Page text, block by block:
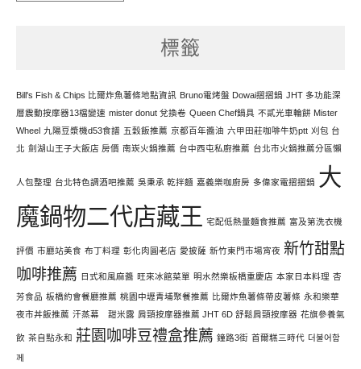
標籤
Bill's Fish & Chips 比爾炸魚薯條地點資訊 Bruno電烤盤 Dowai摺摺鍋 JHT 多功能深
層震動按摩器13檔變速 mister donut 兌換卷 Queen Chef鍋具 不貳光車輪餅 Mister
Wheel 九陽豆漿機d53食譜 五穀飯推薦 京都百年醬油 六甲田莊咖啡牛奶ptt 刈包 台
北 劍湖山王子大飯店 房價 南崁火鍋推薦 台中西屯私廚推薦 台北市火鍋推薦分區懶
人包整理 台北特色調酒吧推薦 吳秉承 乾拌麵 嘉義樂咖廚房 多偉家電摺摺鍋 大
魔鍋物二代店藏王 宅配低熱量麵食推薦 富及第洗衣機
評價 市廳站美食 布丁料理 彰化肉圓老店 愛披薩 新竹東門市場宵夜 新竹甜點
咖啡推薦 日式和風麻醬 旺來冰館菜單 明水然樂板橋重慶店 本家日本料理 杏
芳食品 板橋約會餐廳推薦 桃園中壢青埔聚餐推薦 比爾炸魚薯條帶皮薯條 永和樂華
夜市丼飯推薦 汗蒸幕 甜米露 肩頸按摩器推薦 JHT 6D 舒鬆肩頸按摩器 花旗參養氣
飲 茶自點永和 莊園咖啡豆禮盒推薦 鐘路3街 首爾糕三時代 더불어함
께